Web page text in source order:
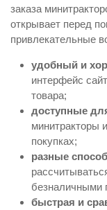
заказа
открывает перед
привлекательные
удобный и
интерфейс
товара;
доступные
минитракторы
покупках;
разные
безналичными
быстрая и